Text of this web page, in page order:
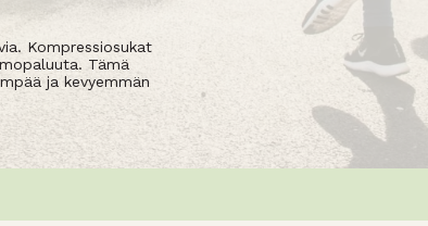
Kompressiosukat
Tämä
ja kevyemmän